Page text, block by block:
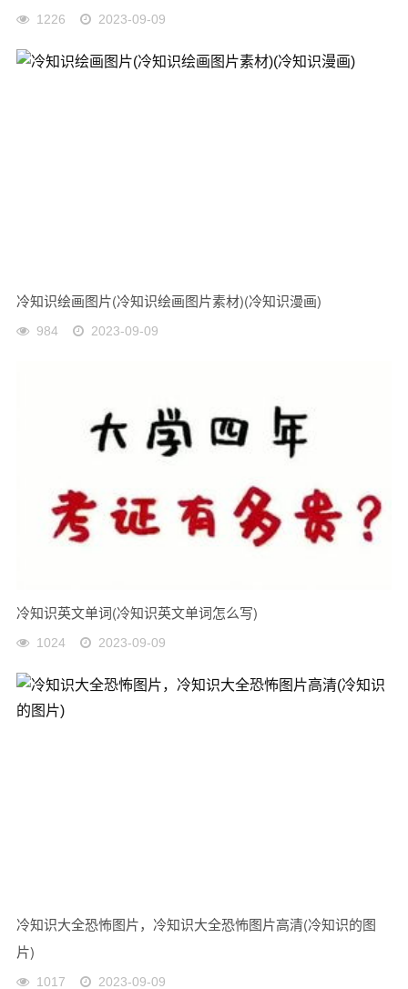
1226 2023-09-09
冷知识绘画图片(冷知识绘画图片素材)(冷知识漫画)
984 2023-09-09
冷知识英文单词(冷知识英文单词怎么写)
1024 2023-09-09
冷知识大全恐怖图片，冷知识大全恐怖图片高清(冷知识的图
片)
1017 2023-09-09